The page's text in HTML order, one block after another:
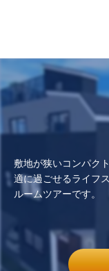
敷地が狭いコンパク
適に過ごせるライフ
ルームツアーです。